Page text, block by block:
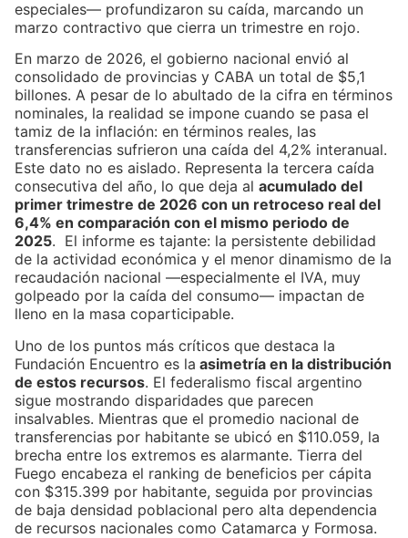
especiales— profundizaron su caída, marcando un
marzo contractivo que cierra un trimestre en rojo.
En marzo de 2026, el gobierno nacional envió al
consolidado de provincias y CABA un total de $5,1
billones. A pesar de lo abultado de la cifra en términos
nominales, la realidad se impone cuando se pasa el
tamiz de la inflación: en términos reales, las
transferencias sufrieron una caída del 4,2% interanual.
Este dato no es aislado. Representa la tercera caída
consecutiva del año, lo que deja al acumulado del
primer trimestre de 2026 con un retroceso real del
6,4% en comparación con el mismo periodo de
2025. El informe es tajante: la persistente debilidad
de la actividad económica y el menor dinamismo de la
recaudación nacional —especialmente el IVA, muy
golpeado por la caída del consumo— impactan de
lleno en la masa coparticipable.
Uno de los puntos más críticos que destaca la
Fundación Encuentro es la asimetría en la distribución
de estos recursos. El federalismo fiscal argentino
sigue mostrando disparidades que parecen
insalvables. Mientras que el promedio nacional de
transferencias por habitante se ubicó en $110.059, la
brecha entre los extremos es alarmante. Tierra del
Fuego encabeza el ranking de beneficios per cápita
con $315.399 por habitante, seguida por provincias
de baja densidad poblacional pero alta dependencia
de recursos nacionales como Catamarca y Formosa.